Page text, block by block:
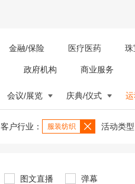
金融/保险 医疗医药 珠
政府机构 商业服务
会议/展览 庆典/仪式
客户行业： 服装纺织 活动类型
图文直播 弹幕